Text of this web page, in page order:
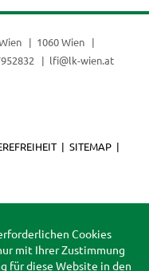
1060 Wien
lfi@lk-wien.at
SITEMAP
Cookies
mit Ihrer Zustimmung
für diese Website in den